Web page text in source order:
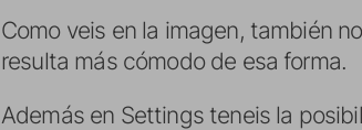
Como veis en la imagen, también
resulta más cómodo de esa forma.
Además en Settings teneis la